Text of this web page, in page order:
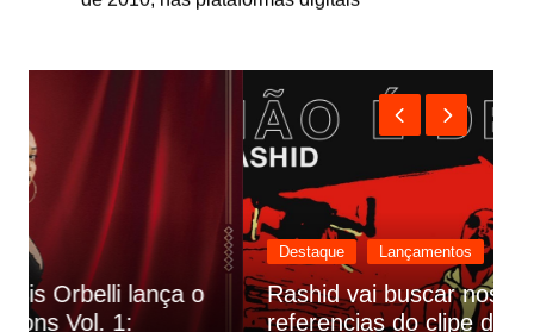
Destaque Lançamentos
Rashid vai buscar nos HQs as
referencias do clipe de sua nova